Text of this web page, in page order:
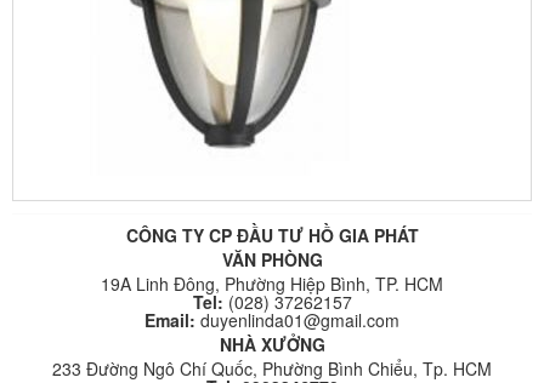
CÔNG TY CP ĐẦU TƯ HỒ GIA PHÁT
VĂN PHÒNG
19A Linh Đông, Phường Hiệp Bình, TP. HCM
Tel: (028) 37262157
Email: duyenlinda01@gmail.com
NHÀ XƯỞNG
233 Đường Ngô Chí Quốc, Phường Bình Chiểu, Tp. HCM